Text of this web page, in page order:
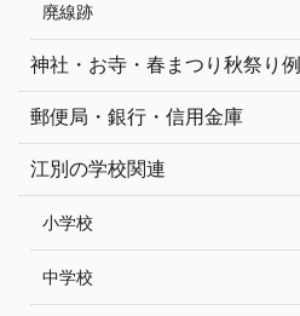
廃線跡
神社・お寺・春まつり秋祭り
郵便局・銀行・信用金庫
江別の学校関連
小学校
中学校